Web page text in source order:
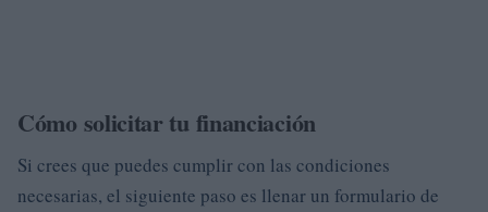
Cómo solicitar tu financiación
Si crees que puedes cumplir con las condiciones
necesarias, el siguiente paso es llenar un formulario de